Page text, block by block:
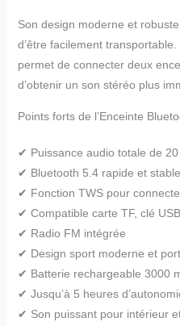
Son design moderne et
d’être facilement
permet de connecter deux
d’obtenir un son stéréo plus
Points forts de l’Enceinte
✔ Puissance audio totale de 20
✔ Bluetooth 5.4 rapide et stable
✔ Fonction TWS pour
✔ Compatible carte TF, clé
✔ Radio FM intégrée
✔ Design sport moderne et
✔ Batterie rechargeable 3000
✔ Jusqu’à 5 heures
✔ Son puissant pour intérieur